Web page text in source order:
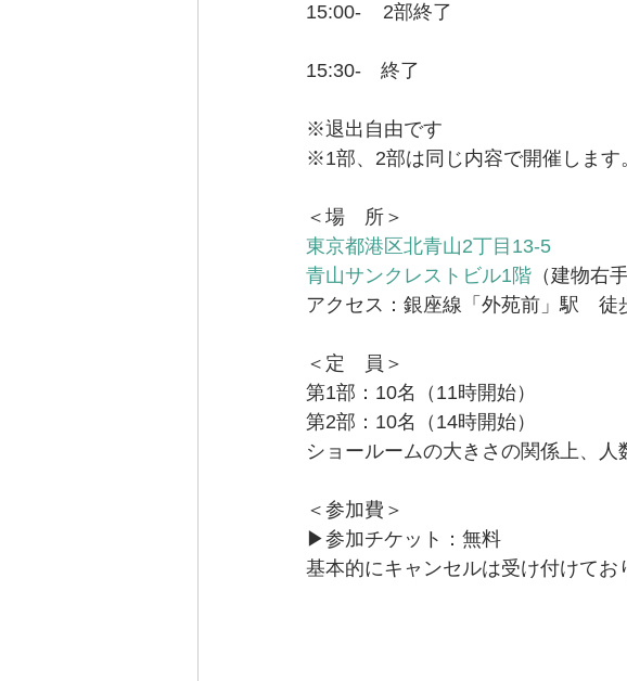
15:00-    2部終了
15:30-　終了
※退出自由です
※1部、2部は同じ内容で開催します
＜場　所＞
東京都港区北青山2丁目13-5
青山サンクレストビル1階 （建物右手
アクセス：銀座線「外苑前」駅　徒
＜定　員＞
第1部：10名（11時開始）
第2部：10名（14時開始）
ショールームの大きさの関係上、人
＜参加費＞
▶︎参加チケット：無料
基本的にキャンセルは受け付けてお